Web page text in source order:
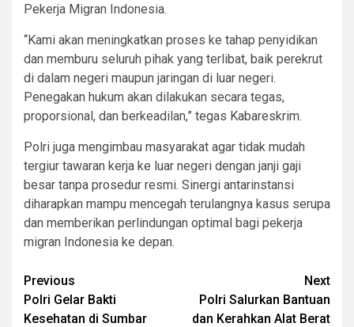
Pekerja Migran Indonesia.
“Kami akan meningkatkan proses ke tahap penyidikan
dan memburu seluruh pihak yang terlibat, baik perekrut
di dalam negeri maupun jaringan di luar negeri.
Penegakan hukum akan dilakukan secara tegas,
proporsional, dan berkeadilan,” tegas Kabareskrim.
Polri juga mengimbau masyarakat agar tidak mudah
tergiur tawaran kerja ke luar negeri dengan janji gaji
besar tanpa prosedur resmi. Sinergi antarinstansi
diharapkan mampu mencegah terulangnya kasus serupa
dan memberikan perlindungan optimal bagi pekerja
migran Indonesia ke depan.
Post
navigation
Previous
Polri Gelar Bakti
Kesehatan di Sumbar
Next
Polri Salurkan Bantuan
dan Kerahkan Alat Berat